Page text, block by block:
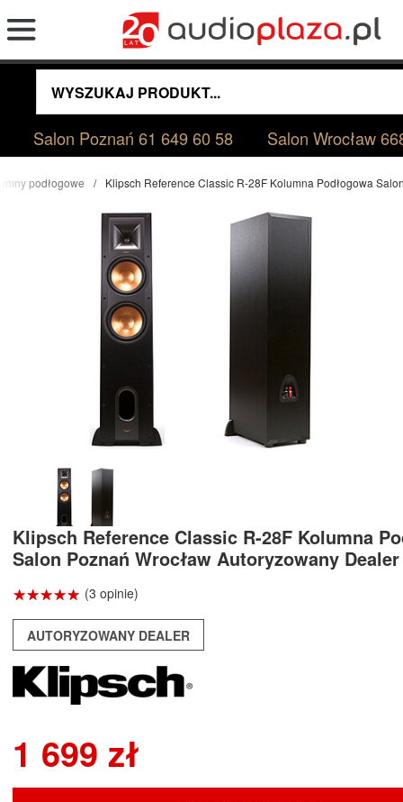
Salon Poznań61 649 60 58 Salon Wrocław
podłogowe Klipsch Reference Classic R-28F Kolumna Podłogowa
Klipsch Reference Classic R-28F Kolumna
Salon Poznań Wrocław Autoryzowany Dealer
☆☆☆☆☆
★★★★★ (3 opinie)
AUTORYZOWANY DEALER
1 699 zł